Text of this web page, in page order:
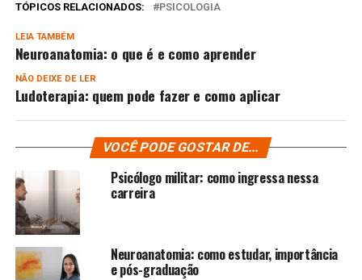
TÓPICOS RELACIONADOS: PSICOLOGIA
LEIA TAMBÉM
Neuroanatomia: o que é e como aprender
NÃO DEIXE DE LER
Ludoterapia: quem pode fazer e como aplicar
VOCÊ PODE GOSTAR DE...
Psicólogo militar: como ingressa nessa
carreira
Neuroanatomia: como estudar, importância
e pós-graduação